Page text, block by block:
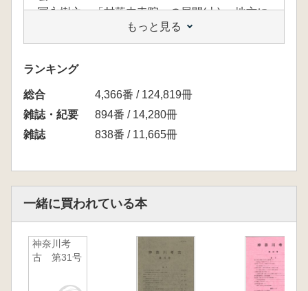
冨永樹之 「村落内寺院」の展開(上) -地方に
於ける仏教の伝来-
服部実喜 南武蔵・相模における中世の食器様
相(2) -中世前期の様相-
武井 勝 西相模における中世城館 -最近の
発掘成果から-
もっと見る
ランキング
総合
4,366番 / 124,819冊
雑誌・紀要
894番 / 14,280冊
雑誌
838番 / 11,665冊
一緒に買われている本
神奈川考
古 第31号